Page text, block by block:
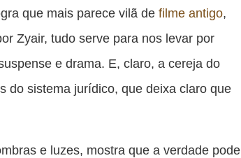
que mais parece vilã defilme antigo,
Zyair, tudo serve para nos levar por
e drama. E, claro, a cereja do
do sistema jurídico, que deixa claro que
e luzes, mostra que a verdade pode